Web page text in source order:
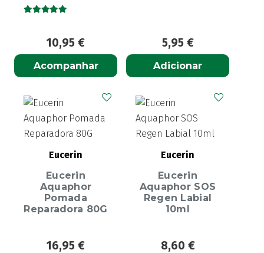
10,95 €
Acompanhar
5,95 €
Adicionar
Eucerin
Eucerin
Aquaphor
Pomada
Reparadora 80G
16,95 €
Eucerin
Eucerin
Aquaphor SOS
Regen Labial
10ml
8,60 €